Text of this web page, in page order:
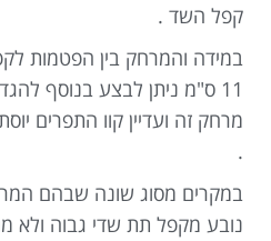
קפל השד .
11 ס"מ ניתן לבצע בנוסף
מרחק זה ועדיין קוו התפרים
.
במקרים מסוג שונה שבהם
נובע מקפל תת שדי גבוה ולא